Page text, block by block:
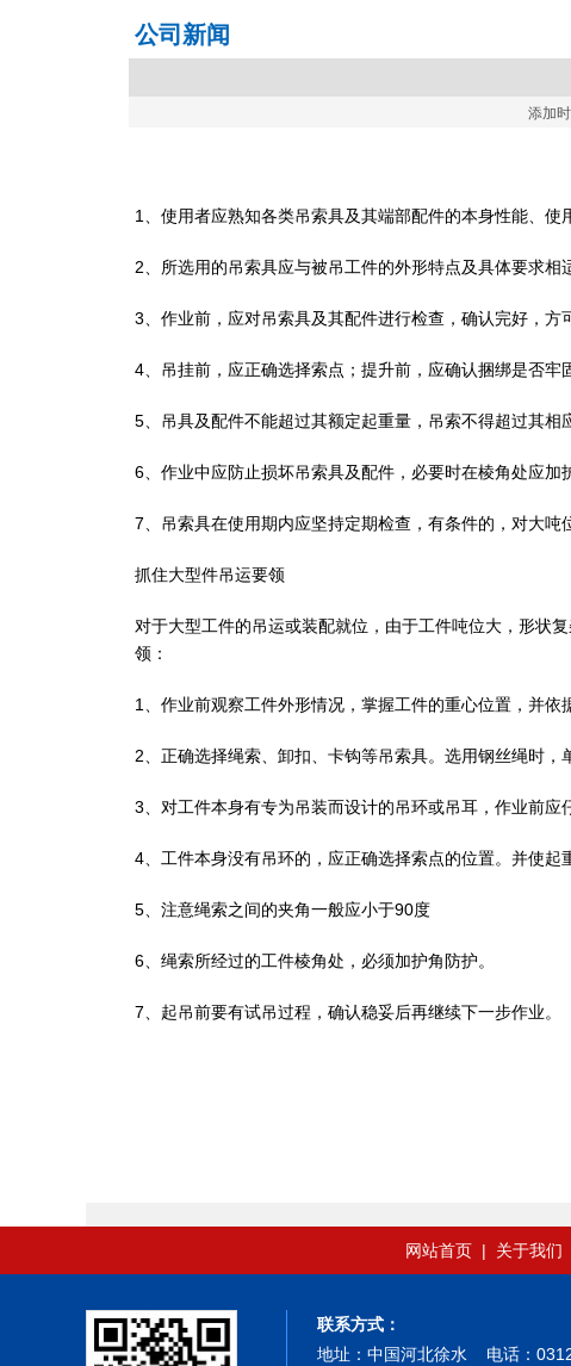
公司新闻
添加
1、使用者应熟知各类吊索具及其端部配件的本身性能、使
2、所选用的吊索具应与被吊工件的外形特点及具体要求相
3、作业前，应对吊索具及其配件进行检查，确认完好，方
4、吊挂前，应正确选择索点；提升前，应确认捆绑是否牢
5、吊具及配件不能超过其额定起重量，吊索不得超过其相
6、作业中应防止损坏吊索具及配件，必要时在棱角处应加
7、吊索具在使用期内应坚持定期检查，有条件的，对大吨
抓住大型件吊运要领
对于大型工件的吊运或装配就位，由于工件吨位大，形状
领：
1、作业前观察工件外形情况，掌握工件的重心位置，并依
2、正确选择绳索、卸扣、卡钩等吊索具。选用钢丝绳时
3、对工件本身有专为吊装而设计的吊环或吊耳，作业前应
4、工件本身没有吊环的，应正确选择索点的位置。并使起
5、注意绳索之间的夹角一般应小于90度
6、绳索所经过的工件棱角处，必须加护角防护。
7、起吊前要有试吊过程，确认稳妥后再继续下一步作业。
网站首页 | 关于我们
联系方式：
地址：中国河北徐水 电话：